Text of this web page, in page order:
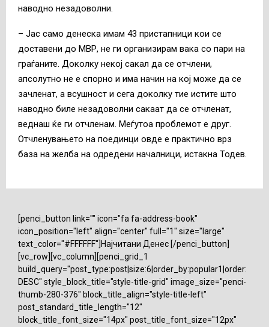
наводно незадоволни.
– Јас само денеска имам 43 пристапници кои се
доставени до МВР, не ги организирам вака со пари на
граѓаните. Доколку некој сакал да се отчлени,
апсолутно не е спорно и има начин на кој може да се
зачленат, а всушност и сега доколку тие истите што
наводно биле незадоволни сакаат да се отчленат,
веднаш ќе ги отчленам. Меѓутоа проблемот е друг.
Отчленувањето на поединци овде е практично врз
база на желба на одредени началници, истакна Тодев.
[penci_button link="" icon="fa fa-address-book"
icon_position="left" align="center" full="1" size="large"
text_color="#FFFFFF"]Најчитани Денес [/penci_button]
[vc_row][vc_column][penci_grid_1
build_query="post_type:post|size:6|order_by:popular1|order:
DESC" style_block_title="style-title-grid" image_size="penci-
thumb-280-376" block_title_align="style-title-left"
post_standard_title_length="12"
block_title_font_size="14px" post_title_font_size="12px"